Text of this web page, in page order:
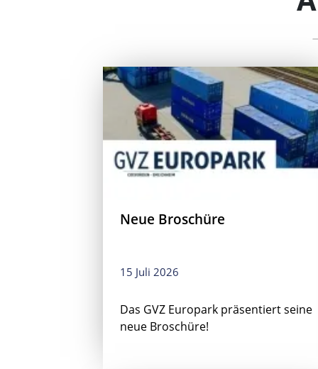
Neue Broschüre
15 Juli 2026
Das GVZ Europark präsentiert seine
neue Broschüre!